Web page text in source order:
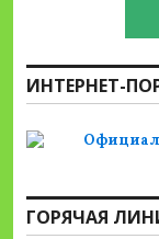
ИНТЕРНЕТ-
ГОРЯЧАЯ